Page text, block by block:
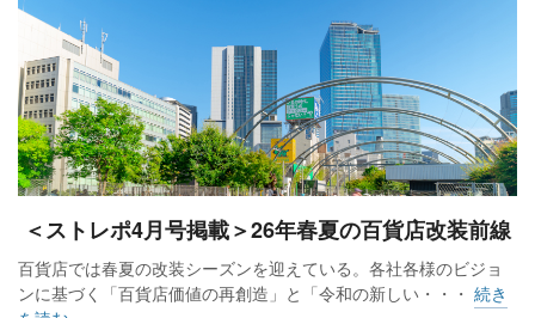
＜ストレポ4月号掲載＞26年春夏の百貨店改装前線
百貨店では春夏の改装シーズンを迎えている。各社各様のビジョ
ンに基づく「百貨店価値の再創造」と「令和の新しい・・・ 続き